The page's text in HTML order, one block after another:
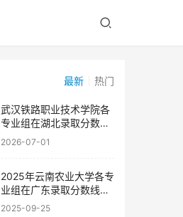
最新 热门
武汉铁路职业技术学院各
专业组在湖北录取分数线
及选科要求
2026-07-01
2025年云南农业大学各专
业组在广东录取分数线及
位次
2025-09-25